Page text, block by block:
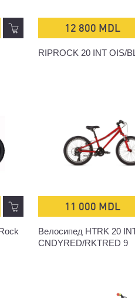
12 800 MDL
RIPROCK 20 INT OIS/
11 000 MDL
Велосипед HTRK 20
CNDYRED/RKTRED 9